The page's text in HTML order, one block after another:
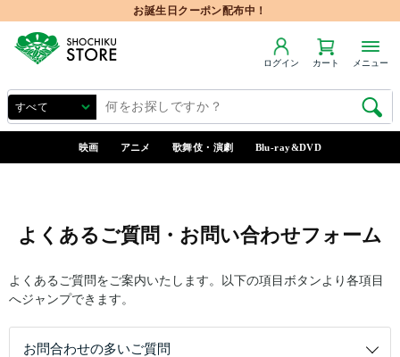
お誕生日クーポン配布中！
ログイン カート メニュー
映画 アニメ 歌舞伎・演劇 Blu-ray&DVD
よくあるご質問・お問い合わせフォーム
よくあるご質問をご案内いたします。以下の項目ボタンより各項目
へジャンプできます。
お問合わせの多いご質問